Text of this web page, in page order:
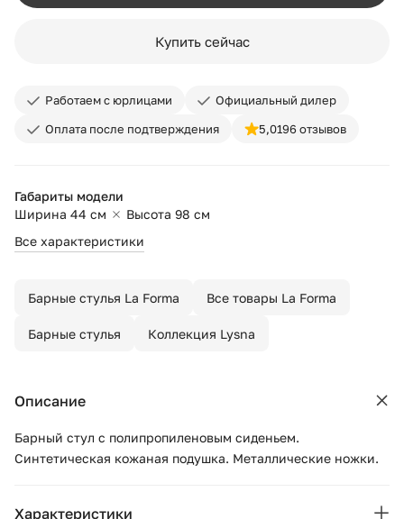
Купить сейчас
Работаем с юрлицами
Официальный дилер
Оплата после подтверждения
5,0196 отзывов
Габариты модели
Ширина 44 см
Высота 98 см
Все характеристики
Барные стулья La Forma Все товары La Forma
Барные стулья Коллекция Lysna
Описание
Барный стул с полипропиленовым сиденьем.
Синтетическая кожаная подушка. Металлические ножки.
Характеристики